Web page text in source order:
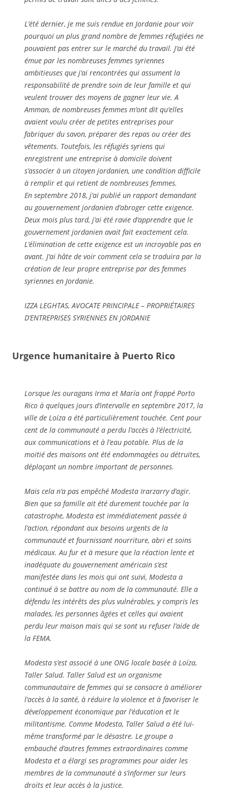
L’été dernier, je me suis rendue en Jordanie pour voir
pourquoi un plus grand nombre de femmes réfugiées ne
pouvaient pas entrer sur le marché du travail. J’ai été
émue par les nombreuses femmes syriennes
ambitieuses que j’ai rencontrées qui assument la
responsabilité de prendre soin de leur famille et qui
veulent trouver des moyens de gagner leur vie. A
Amman, de nombreuses femmes m’ont dit qu’elles
avaient voulu créer de petites entreprises pour
fabriquer du savon, préparer des repas ou créer des
vêtements. Toutefois, les réfugiés syriens qui
enregistrent une entreprise à domicile doivent
s’associer à un citoyen jordanien, une condition difficile
à remplir et qui retient de nombreuses femmes.
En septembre 2018, j’ai publié un rapport demandant
au gouvernement jordanien d’abroger cette exigence.
Deux mois plus tard, j’ai été ravie d’apprendre que le
gouvernement jordanien avait fait exactement cela.
L’élimination de cette exigence est un incroyable pas en
avant. J’ai hâte de voir comment cela se traduira par la
création de leur propre entreprise par des femmes
syriennes en Jordanie.
IZZA LEGHTAS, AVOCATE PRINCIPALE – PROPRIÉTAIRES
D’ENTREPRISES SYRIENNES EN JORDANIE
Urgence humanitaire à Puerto Rico
Lorsque les ouragans Irma et María ont frappé Porto
Rico à quelques jours d’intervalle en septembre 2017, la
ville de Loíza a été particulièrement touchée. Cent pour
cent de la communauté a perdu l’accès à l’électricité,
aux communications et à l’eau potable. Plus de la
moitié des maisons ont été endommagées ou détruites,
déplaçant un nombre important de personnes.
Mais cela n’a pas empêché Modesta Irarzarry d’agir.
Bien que sa famille ait été durement touchée par la
catastrophe, Modesta est immédiatement passée à
l’action, répondant aux besoins urgents de la
communauté et fournissant nourriture, abri et soins
médicaux. Au fur et à mesure que la réaction lente et
inadéquate du gouvernement américain s’est
manifestée dans les mois qui ont suivi, Modesta a
continué à se battre au nom de la communauté. Elle a
défendu les intérêts des plus vulnérables, y compris les
malades, les personnes âgées et celles qui avaient
perdu leur maison mais qui se sont vu refuser l’aide de
la FEMA.
Modesta s’est associé à une ONG locale basée à Loíza,
Taller Salud. Taller Salud est un organisme
communautaire de femmes qui se consacre à améliorer
l’accès à la santé, à réduire la violence et à favoriser le
développement économique par l’éducation et le
militantisme. Comme Modesta, Taller Salud a été lui-
même transformé par le désastre. Le groupe a
embauché d’autres femmes extraordinaires comme
Modesta et a élargi ses programmes pour aider les
membres de la communauté à s’informer sur leurs
droits et leur accès à la justice.